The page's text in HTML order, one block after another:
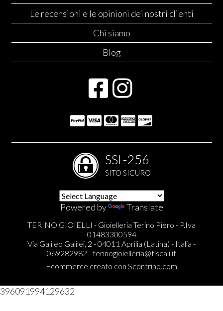
Le recensioni e le opinioni dei nostri clienti
Chi siamo
Blog
SSL-256
SITO SICURO
Powered by Translate
TERINO GIOIELLI - Gioielleria Terino Piero - P.Iva
01483300594
Via Galileo Galilei, 2 - 04011 Aprilia (Latina) - Italia -
069282982 -terinogioielleria@tiscali.it
Ecommerce creato con Scontrino.com
396091994129632